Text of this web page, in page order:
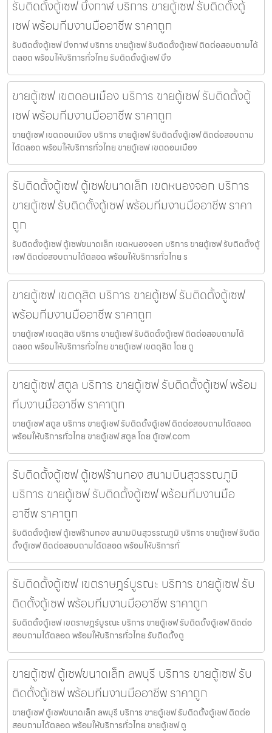
รับติดตั้งตู้เซฟ บึงกาฬ บริการ ขายตู้เซฟ รับติดตั้งตู้
เซฟ พร้อมทีมงานมืออาชีพ ราคาถูก
รับติดตั้งตู้เซฟ บึงกาฬ บริการ ขายตู้เซฟ รับติดตั้งตู้เซฟ ติดต่อสอบถามได้
ตลอด พร้อมให้บริการทั่วไทย รับติดตั้งตู้เซฟ บึง
ขายตู้เซฟ เขตดอนเมือง บริการ ขายตู้เซฟ รับติดตั้งตู้
เซฟ พร้อมทีมงานมืออาชีพ ราคาถูก
ขายตู้เซฟ เขตดอนเมือง บริการ ขายตู้เซฟ รับติดตั้งตู้เซฟ ติดต่อสอบถาม
ได้ตลอด พร้อมให้บริการทั่วไทย ขายตู้เซฟ เขตดอนเมือง
รับติดตั้งตู้เซฟ ตู้เซฟขนาดเล็ก เขตหนองจอก บริการ
ขายตู้เซฟ รับติดตั้งตู้เซฟ พร้อมทีมงานมืออาชีพ ราคา
ถูก
รับติดตั้งตู้เซฟ ตู้เซฟขนาดเล็ก เขตหนองจอก บริการ ขายตู้เซฟ รับติดตั้งตู้
เซฟ ติดต่อสอบถามได้ตลอด พร้อมให้บริการทั่วไทย ร
ขายตู้เซฟ เขตดุสิต บริการ ขายตู้เซฟ รับติดตั้งตู้เซฟ
พร้อมทีมงานมืออาชีพ ราคาถูก
ขายตู้เซฟ เขตดุสิต บริการ ขายตู้เซฟ รับติดตั้งตู้เซฟ ติดต่อสอบถามได้
ตลอด พร้อมให้บริการทั่วไทย ขายตู้เซฟ เขตดุสิต โดย ตู
ขายตู้เซฟ สตูล บริการ ขายตู้เซฟ รับติดตั้งตู้เซฟ พร้อม
ทีมงานมืออาชีพ ราคาถูก
ขายตู้เซฟ สตูล บริการ ขายตู้เซฟ รับติดตั้งตู้เซฟ ติดต่อสอบถามได้ตลอด
พร้อมให้บริการทั่วไทย ขายตู้เซฟ สตูล โดย ตู้เซฟ.com
รับติดตั้งตู้เซฟ ตู้เซฟร้านทอง สนามบินสุวรรณภูมิ
บริการ ขายตู้เซฟ รับติดตั้งตู้เซฟ พร้อมทีมงานมือ
อาชีพ ราคาถูก
รับติดตั้งตู้เซฟ ตู้เซฟร้านทอง สนามบินสุวรรณภูมิ บริการ ขายตู้เซฟ รับติด
ตั้งตู้เซฟ ติดต่อสอบถามได้ตลอด พร้อมให้บริการทั่
รับติดตั้งตู้เซฟ เขตราษฎร์บูรณะ บริการ ขายตู้เซฟ รับ
ติดตั้งตู้เซฟ พร้อมทีมงานมืออาชีพ ราคาถูก
รับติดตั้งตู้เซฟ เขตราษฎร์บูรณะ บริการ ขายตู้เซฟ รับติดตั้งตู้เซฟ ติดต่อ
สอบถามได้ตลอด พร้อมให้บริการทั่วไทย รับติดตั้งตู
ขายตู้เซฟ ตู้เซฟขนาดเล็ก ลพบุรี บริการ ขายตู้เซฟ รับ
ติดตั้งตู้เซฟ พร้อมทีมงานมืออาชีพ ราคาถูก
ขายตู้เซฟ ตู้เซฟขนาดเล็ก ลพบุรี บริการ ขายตู้เซฟ รับติดตั้งตู้เซฟ ติดต่อ
สอบถามได้ตลอด พร้อมให้บริการทั่วไทย ขายตู้เซฟ ตู